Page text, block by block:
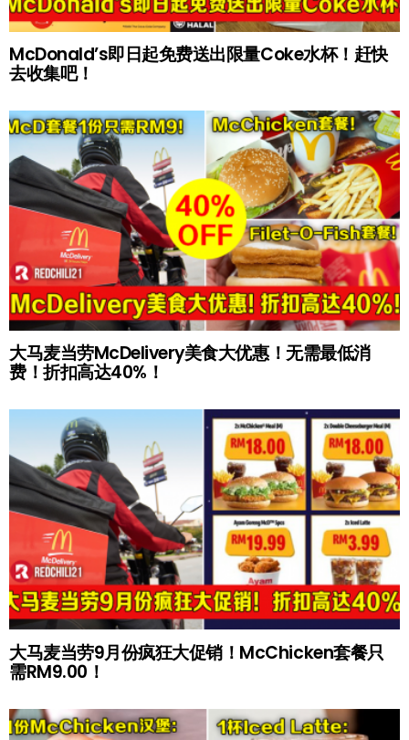
McDonald’s即日起免费送出限量Coke水杯！赶快
去收集吧！
大马麦当劳McDelivery美食大优惠！无需最低消
费！折扣高达40%！
大马麦当劳9月份疯狂大促销！McChicken套餐只
需RM9.00！